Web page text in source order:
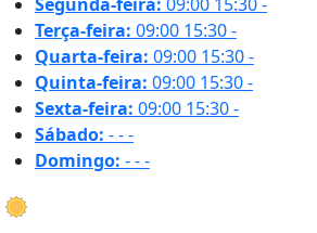
Terça-feira: 09:00 15:30-
Quarta-feira: 09:00 15:30-
Quinta-feira: 09:00 15:30-
Sexta-feira: 09:00 15:30-
Sábado: ---
Domingo: ---